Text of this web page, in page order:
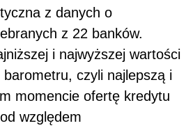
z danych o
z 22 banków.
i najwyższej wartości
czyli najlepszą i
momencie ofertę kredytu
względem